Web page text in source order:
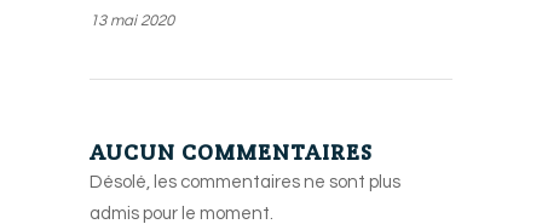
13 mai 2020
AUCUN COMMENTAIRES
Désolé, les commentaires ne sont plus
admis pour le moment.